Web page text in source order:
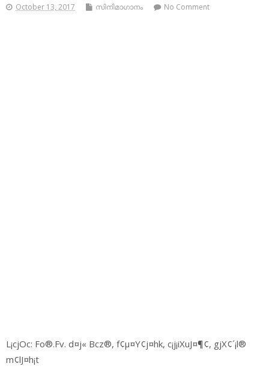
October 13, 2017 സിനിമാഗാനം No Comment
L¡cjOc: Fo®.Fv. d¤j« Bcz®, f¢µ¤Y¢j¤hk, c¡j¡iXuJ¤¶¢, gjX¢´¡l®
m¢lJ¤h¡t